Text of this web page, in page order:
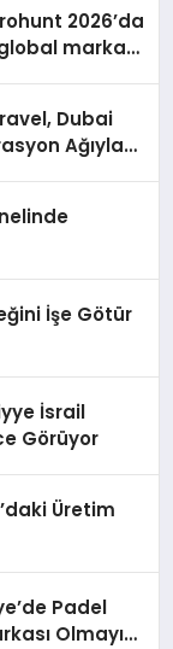
2026’da
marka
Dubai
Ağıyla
İşe Götür
İsrail
Görüyor
Üretim
Padel
Olmayı